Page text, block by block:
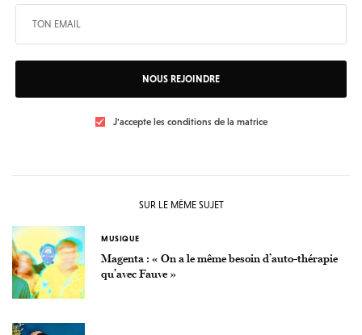
NOUS REJOINDRE
J'accepte les conditions de la matrice
SUR LE MÊME SUJET
MUSIQUE
Magenta : « On a le même besoin d’auto-thérapie
qu’avec Fauve »